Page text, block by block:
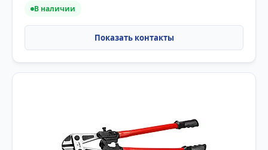
В наличии